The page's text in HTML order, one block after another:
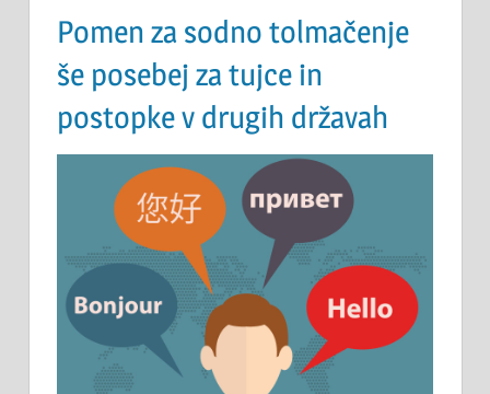
Pomen za sodno tolmačenje
še posebej za tujce in
postopke v drugih državah